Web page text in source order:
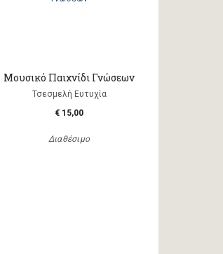
Μουσικό Παιχνίδι Γνώσεων
Τσεσμελή Ευτυχία
€ 15,00
Διαθέσιμο